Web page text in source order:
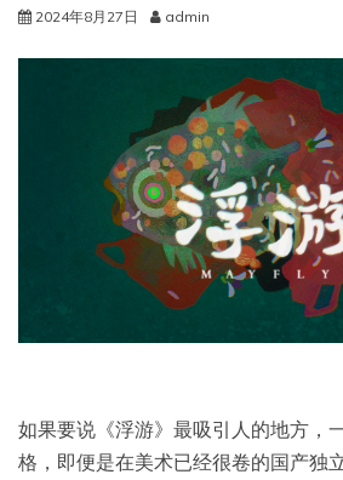
2024年8月27日 admin
如果要说《浮游》最吸引人的地方，
格，即便是在美术已经很卷的国产独